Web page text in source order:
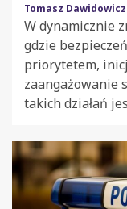
Tomasz Dawidowicz
W dynamicznie
gdzie
priorytetem,
zaangażowanie
takich działań